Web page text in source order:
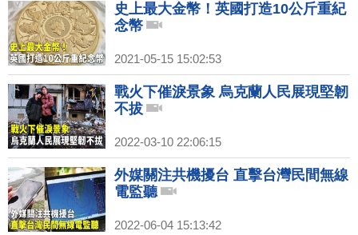
史上最大金幣！英國打造10公斤重紀
念幣
2021-05-15 15:02:53
戰火下催淚景象 烏克蘭人民展現堅韌
不拔
2022-03-10 22:06:15
外媒關注共機擾台 直擊台灣民間無線
電監聽
2022-06-04 15:13:42